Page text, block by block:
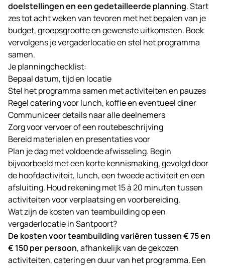
doelstellingen en een gedetailleerde planning. Start
zes tot acht weken van tevoren met het bepalen van je
budget, groepsgrootte en gewenste uitkomsten. Boek
vervolgens je vergaderlocatie en stel het programma
samen.
Je planningchecklist:
Bepaal datum, tijd en locatie
Stel het programma samen met activiteiten en pauzes
Regel catering voor lunch, koffie en eventueel diner
Communiceer details naar alle deelnemers
Zorg voor vervoer of een routebeschrijving
Bereid materialen en presentaties voor
Plan je dag met voldoende afwisseling. Begin
bijvoorbeeld met een korte kennismaking, gevolgd door
de hoofdactiviteit, lunch, een tweede activiteit en een
afsluiting. Houd rekening met 15 à 20 minuten tussen
activiteiten voor verplaatsing en voorbereiding.
Wat zijn de kosten van teambuilding op een
vergaderlocatie in Santpoort?
De kosten voor teambuilding variëren tussen € 75 en
€ 150 per persoon, afhankelijk van de gekozen
activiteiten, catering en duur van het programma. Een